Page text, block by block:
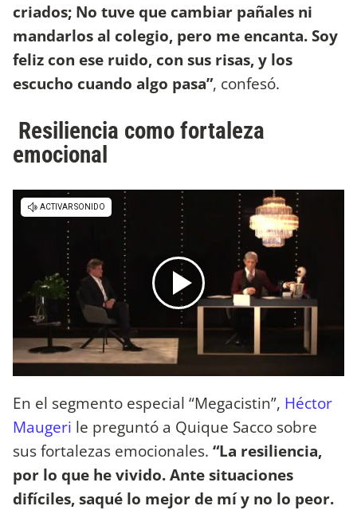
criados; No tuve que cambiar pañales ni
mandarlos al colegio, pero me encanta. Soy
feliz con ese ruido, con sus risas, y los
escucho cuando algo pasa”, confesó.
Resiliencia como fortaleza
emocional
En el segmento especial “Megacistin”, Héctor
Maugeri le preguntó a Quique Sacco sobre
sus fortalezas emocionales. “La resiliencia,
por lo que he vivido. Ante situaciones
difíciles, saqué lo mejor de mí y no lo peor.